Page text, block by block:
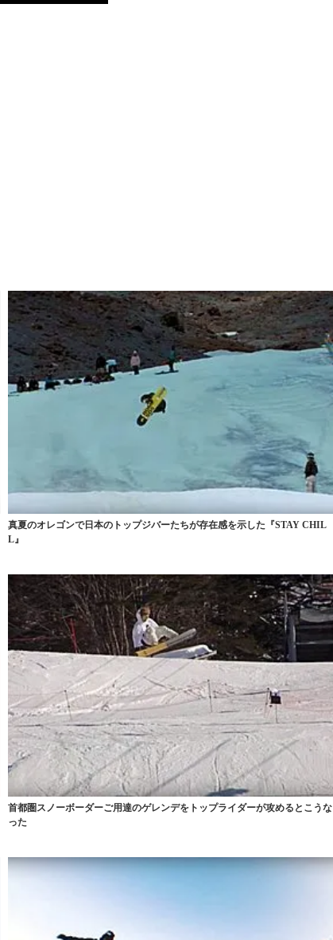
真夏のオレゴンで日本のトップジバーたちが存在感を示した『STAY CHIL
L』
首都圏スノーボーダーご用達のゲレンデをトップライダーが攻めるとこうな
った